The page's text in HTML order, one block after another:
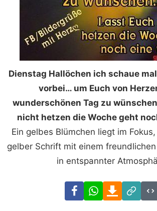
Dienstag Hallöchen ich schaue
vorbei… um Euch von
wunderschönen Tag zu
nicht hetzen die Woche geht
Ein gelbes Blümchen liegt im
gelber Schrift mit einem
in entspannter
FacebookWhatsAppDownload
Link